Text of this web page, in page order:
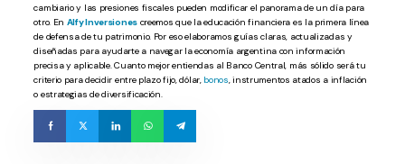
cambiario y las presiones fiscales pueden modificar el panorama de un día para
otro. En Alfy Inversionescreemos que la educación financiera es la primera línea
de defensa de tu patrimonio. Por eso elaboramos guías claras, actualizadas y
diseñadas para ayudarte a navegar la economía argentina con información
precisa y aplicable. Cuanto mejor entiendas al Banco Central, más sólido será tu
criterio para decidir entre plazo fijo, dólar, bonos , instrumentos atados a inflación
o estrategias de diversificación.